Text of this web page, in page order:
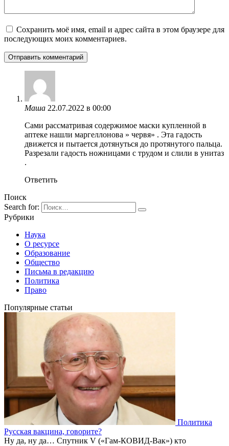
Сохранить моё имя, email и адрес сайта в этом браузере для
последующих моих комментариев.
Маша 22.07.2022 в 00:00
Сами рассматривая содержимое маски купленной в
аптеке нашли маргеллонова » червя» . Эта гадость
движется и пытается дотянуться до протянутого пальца.
Разрезали гадость ножницами с трудом и слили в унитаз
.
Ответить
Поиск
Search for:
Рубрики
Наука
О ресурсе
Образование
Общество
Письма в редакцию
Политика
Право
Популярные статьи
Политика
Русская вакцина, говорите?
Ну да, ну да… Спутник V («Гам-КОВИД-Вак») кто